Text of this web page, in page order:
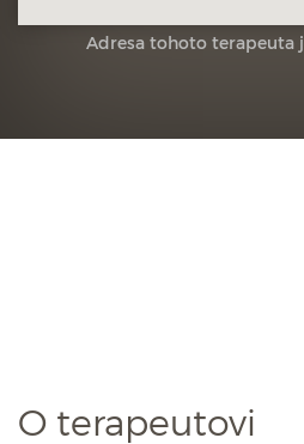
Adresa tohoto terapeuta
O terapeutovi